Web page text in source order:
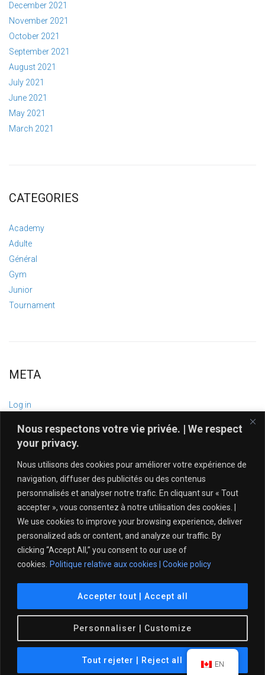
Nous respectons votre vie privée. | We respect
your privacy.
Nous utilisons des cookies pour améliorer votre expérience de
navigation, diffuser des publicités ou des contenus
personnalisés et analyser notre trafic. En cliquant sur « Tout
accepter », vous consentez à notre utilisation des cookies. |
We use cookies to improve your browsing experience, deliver
personalized ads or content, and analyze our traffic. By
clicking “Accept All,” you consent to our use of
cookies. Politique relative aux cookies | Cookie policy
Personnaliser | Customize
Tout rejeter | Reject all
Accepter tout | Accept all
December 2021
November 2021
October 2021
September 2021
August 2021
July 2021
June 2021
May 2021
March 2021
CATEGORIES
Academy
Adulte
Général
Gym
Junior
Tournament
META
Log in
Comments feed
WordPress.org
Politique de protection de l’intégrité – Tennis Québec
© 2021 Club de Tennis Île des Sœurs. All Rights
Reserved.
EN